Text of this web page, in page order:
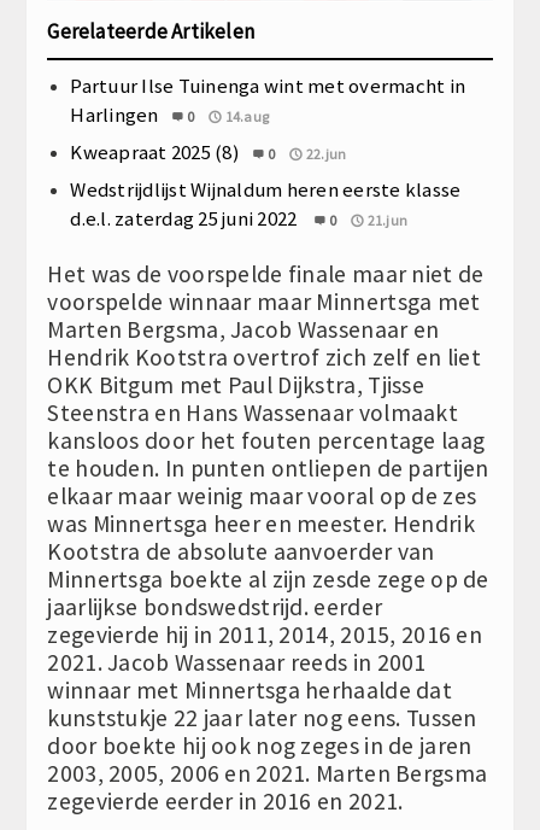
Gerelateerde Artikelen
Partuur Ilse Tuinenga wint met overmacht in
Harlingen
0 14.aug
Kweapraat 2025 (8) 0 22.jun
Wedstrijdlijst Wijnaldum heren eerste klasse
d.e.l. zaterdag 25 juni 2022
0 21.jun
Het was de voorspelde finale maar niet de
voorspelde winnaar maar Minnertsga met
Marten Bergsma, Jacob Wassenaar en
Hendrik Kootstra overtrof zich zelf en liet
OKK Bitgum met Paul Dijkstra, Tjisse
Steenstra en Hans Wassenaar volmaakt
kansloos door het fouten percentage laag
te houden. In punten ontliepen de partijen
elkaar maar weinig maar vooral op de zes
was Minnertsga heer en meester. Hendrik
Kootstra de absolute aanvoerder van
Minnertsga boekte al zijn zesde zege op de
jaarlijkse bondswedstrijd. eerder
zegevierde hij in 2011, 2014, 2015, 2016 en
2021. Jacob Wassenaar reeds in 2001
winnaar met Minnertsga herhaalde dat
kunststukje 22 jaar later nog eens. Tussen
door boekte hij ook nog zeges in de jaren
2003, 2005, 2006 en 2021. Marten Bergsma
zegevierde eerder in 2016 en 2021.